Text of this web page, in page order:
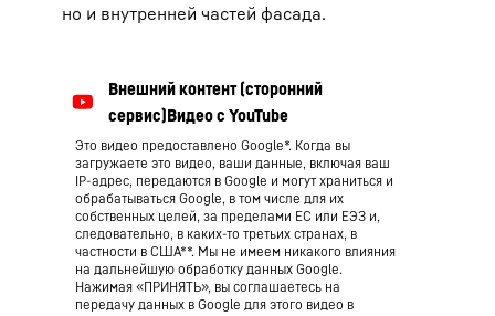
но и внутренней частей фасада.
Это видео предоставлено Google*. Когда вы
загружаете это видео, ваши данные, включая ваш
IP-адрес, передаются в Google и могут храниться и
обрабатываться Google, в том числе для их
собственных целей, за пределами ЕС или ЕЭЗ и,
следовательно, в каких-то третьих странах, в
частности в США**. Мы не имеем никакого влияния
на дальнейшую обработку данных Google.
Нажимая «ПРИНЯТЬ», вы соглашаетесь на
передачу данных в Google для этого видео в